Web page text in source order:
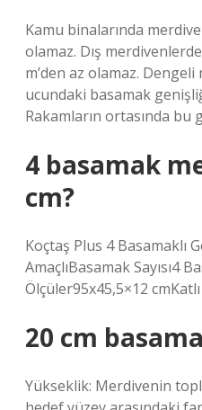
Kamu binalarında
olamaz. Dış
m’den az olamaz.
ucundaki basamak
Rakamların ortasında bu
4 basamak
cm?
Koçtaş Plus 4 Basamaklı
AmaçlıBasamak Sayısı4
Ölçüler95x45,5×12
20 cm
Yükseklik: Merdivenin